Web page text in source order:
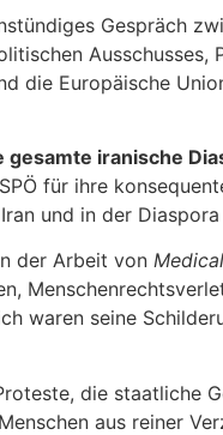
Gespräch
die Europäische
gesamte iranische
für ihre
und in der
der Arbeit von
waren seine
die staatliche
aus reiner